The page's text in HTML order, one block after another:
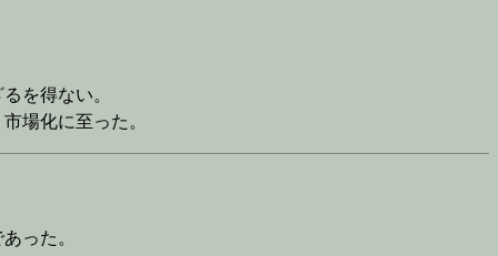
を得ない。
場化に至った。
った。